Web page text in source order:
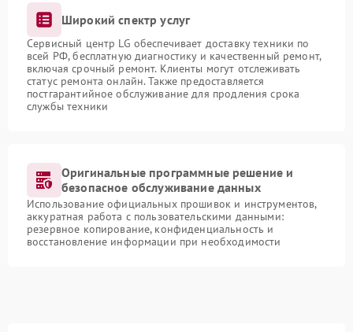
Широкий спектр услуг
Сервисный центр LG обеспечивает доставку техники по
всей РФ, бесплатную диагностику и качественный ремонт,
включая срочный ремонт. Клиенты могут отслеживать
статус ремонта онлайн. Также предоставляется
постгарантийное обслуживание для продления срока
службы техники
Оригинальные программные решение и
безопасное обслуживание данных
Использование официальных прошивок и инструментов,
аккуратная работа с пользовательскими данными:
резервное копирование, конфиденциальность и
восстановление информации при необходимости